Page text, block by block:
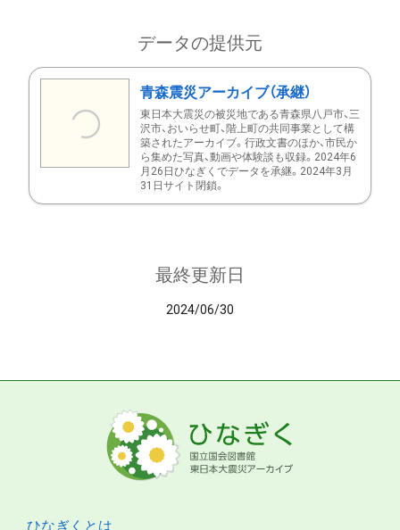
データの提供元
青森震災アーカイブ（承継）
東日本大震災の被災地である青森県八戸市、三
沢市、おいらせ町、階上町の共同事業として構
築されたアーカイブ。行政文書のほか、市民か
ら集めた写真、動画や体験談も収録。2024年6
月26日ひなぎくでデータを承継。2024年3月
31日サイト閉鎖。
最終更新日
2024/06/30
ひなぎくとは